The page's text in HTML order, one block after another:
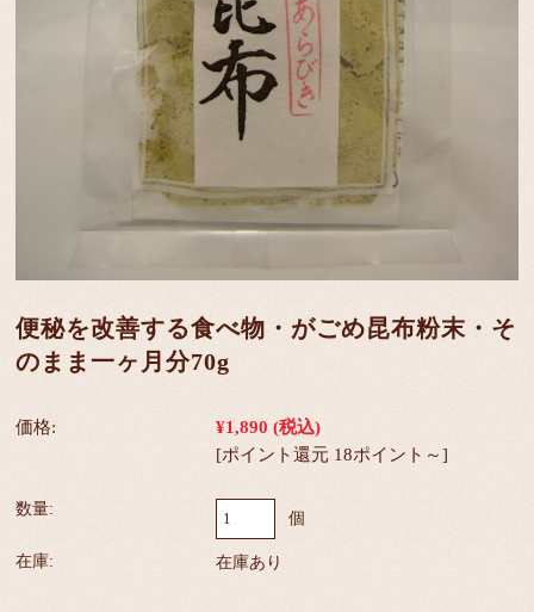
便秘を改善する食べ物・がごめ昆布粉末・そ
のまま一ヶ月分70g
価格: ¥1,890 (税込)
[ポイント還元 18ポイント～]
数量:
個
在庫: 在庫あり